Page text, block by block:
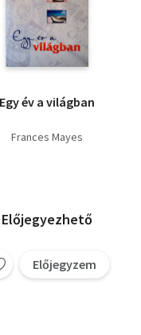
Egy év a világban
Frances Mayes
Előjegyezhető
Előjegyzem